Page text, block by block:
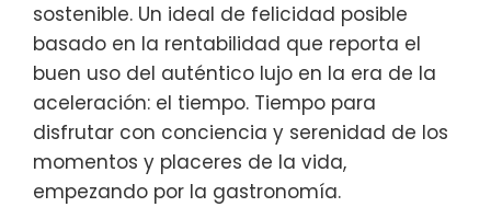
sostenible. Un ideal de felicidad posible
basado en la rentabilidad que reporta el
buen uso del auténtico lujo en la era de la
aceleración: el tiempo. Tiempo para
disfrutar con conciencia y serenidad de los
momentos y placeres de la vida,
empezando por la gastronomía.